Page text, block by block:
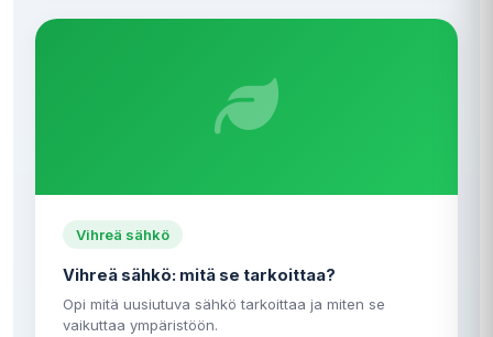
Vihreä sähkö
Vihreä sähkö: mitä se tarkoittaa?
Opi mitä uusiutuva sähkö tarkoittaa ja miten se
vaikuttaa ympäristöön.